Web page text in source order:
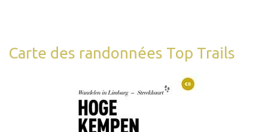
Carte des randonnées Top Trails